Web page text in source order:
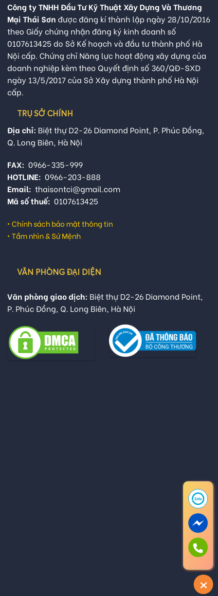
Công ty TNHH Đầu Tư Kỹ Thuật Xây Dựng Và Thương
Mại Thái Sơn được đăng kí thành lập ngày 28/10/2016
theo Giấy chứng nhận đăng ký kinh doanh số
0107613425 do Sở Kế hoạch và đầu tư thành phố Hà
Nội cấp. Chứng chỉ Năng lực hoạt động xây dựng của
doanh nghiệp kèm theo Quyết định số 360/QĐ-SXD
ngày 13/5/2017 của Sở Xây dựng thành phố Hà Nội
cấp.
TRỤ SỞ CHÍNH
Địa chỉ: Biệt thự D2-26 Diamond Point, P. Phúc Đồng,
Q. Long Biên, Hà Nội
FAX: 0966-335-999
HOTLINE: 0966-203-888
Email: thaisontci@gmail.com
Mã số thuế: 0107613425
• Chính sách bảo mật thông tin
• Tầm nhìn & Sứ Mệnh
VĂN PHÒNG ĐẠI DIỆN
Văn phòng giao dịch: Biệt thự D2-26 Diamond Point,
P. Phúc Đồng, Q. Long Biên, Hà Nội